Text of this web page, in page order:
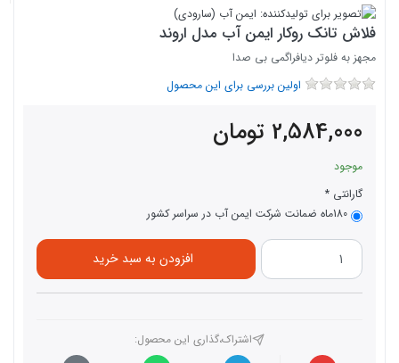
فلاش تانک روکار ایمن آب مدل اروند
مجهز به فلوتر دیافراگمی بی صدا
اولین بررسی برای این محصول
2,584,000 تومان
موجود
گارانتی
180ماه ضمانت شرکت ایمن آب در سراسر کشور
افزودن به سبد خرید
اشتراک،گذاری این محصول‌: